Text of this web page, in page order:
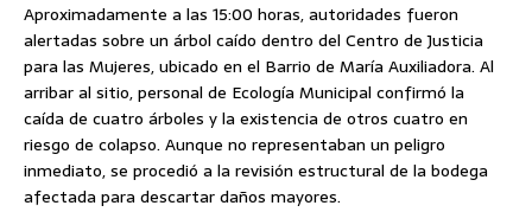
Aproximadamente a las 15:00 horas, autoridades fueron
alertadas sobre un árbol caído dentro del Centro de Justicia
para las Mujeres, ubicado en el Barrio de María Auxiliadora. Al
arribar al sitio, personal de Ecología Municipal confirmó la
caída de cuatro árboles y la existencia de otros cuatro en
riesgo de colapso. Aunque no representaban un peligro
inmediato, se procedió a la revisión estructural de la bodega
afectada para descartar daños mayores.